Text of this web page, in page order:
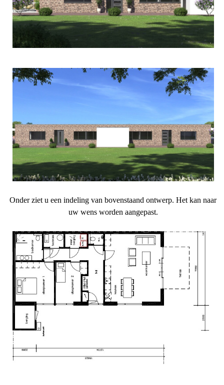
Onder ziet u een indeling van bovenstaand ontwerp. Het kan naar
uw wens worden aangepast.